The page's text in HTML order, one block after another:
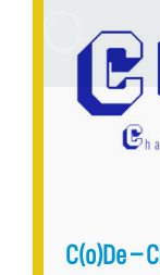
C(o)De –